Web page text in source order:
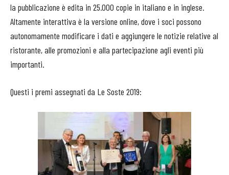
la pubblicazione è edita in 25.000 copie in italiano e in inglese.
Altamente interattiva è la versione online, dove i soci possono
autonomamente modificare i dati e aggiungere le notizie relative al
ristorante, alle promozioni e alla partecipazione agli eventi più
importanti.
Questi i premi assegnati da Le Soste 2019: